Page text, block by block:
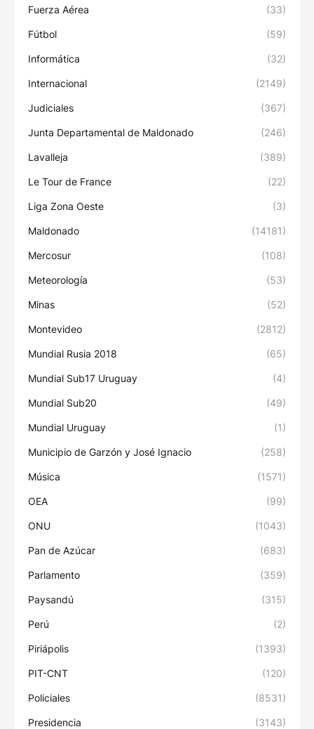
Fuerza Aérea (33)
Fútbol (59)
Informática (32)
Internacional (2149)
Judiciales (367)
Junta Departamental de Maldonado (246)
Lavalleja (389)
Le Tour de France (22)
Liga Zona Oeste (3)
Maldonado (14181)
Mercosur (108)
Meteorología (53)
Minas (52)
Montevideo (2812)
Mundial Rusia 2018 (65)
Mundial Sub17 Uruguay (4)
Mundial Sub20 (49)
Mundial Uruguay (1)
Municipio de Garzón y José Ignacio (258)
Música (1571)
OEA (99)
ONU (1043)
Pan de Azúcar (683)
Parlamento (359)
Paysandú (315)
Perú (2)
Piriápolis (1393)
PIT-CNT (120)
Policiales (8531)
Presidencia (3143)